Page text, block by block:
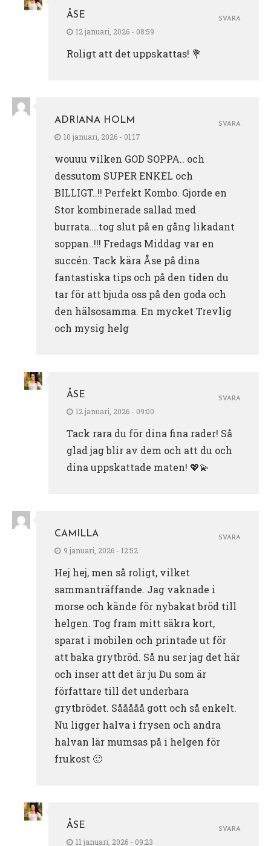
ÅSE
12 januari, 2026 - 08:59
Roligt att det uppskattas! 💐
SVARA
ADRIANA HOLM
10 januari, 2026 - 01:17
wouuu vilken GOD SOPPA.. och
dessutom SUPER ENKEL och
BILLIGT..!! Perfekt Kombo. Gjorde en
Stor kombinerade sallad med
burrata….tog slut på en gång likadant
soppan..!!! Fredags Middag var en
succén. Tack kära Åse på dina
fantastiska tips och på den tiden du
tar för att bjuda oss på den goda och
den hälsosamma. En mycket Trevlig
och mysig helg
SVARA
ÅSE
12 januari, 2026 - 09:00
Tack rara du för dina fina rader! Så
glad jag blir av dem och att du och
dina uppskattade maten! 💖💫
SVARA
CAMILLA
9 januari, 2026 - 12:52
Hej hej, men så roligt, vilket
sammanträffande. Jag vaknade i
morse och kände för nybakat bröd till
helgen. Tog fram mitt säkra kort,
sparat i mobilen och printade ut för
att baka grytbröd. Så nu ser jag det här
och inser att det är ju Du som är
författare till det underbara
grytbrödet. Sååååå gott och så enkelt.
Nu ligger halva i frysen och andra
halvan lär mumsas på i helgen för
frukost 🙂
SVARA
ÅSE
11 januari, 2026 - 09:23
SVARA